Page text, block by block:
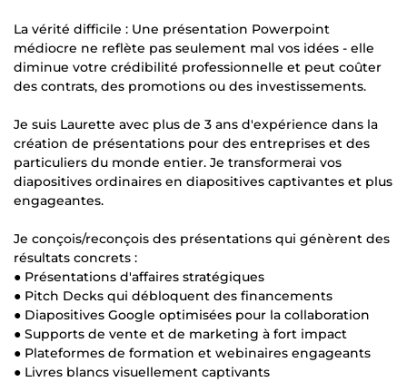
La vérité difficile : Une présentation Powerpoint
médiocre ne reflète pas seulement mal vos idées - elle
diminue votre crédibilité professionnelle et peut coûter
des contrats, des promotions ou des investissements.
Je suis Laurette avec plus de 3 ans d'expérience dans la
création de présentations pour des entreprises et des
particuliers du monde entier. Je transformerai vos
diapositives ordinaires en diapositives captivantes et plus
engageantes.
Je conçois/reconçois des présentations qui génèrent des
résultats concrets :
● Présentations d'affaires stratégiques
● Pitch Decks qui débloquent des financements
● Diapositives Google optimisées pour la collaboration
● Supports de vente et de marketing à fort impact
● Plateformes de formation et webinaires engageants
● Livres blancs visuellement captivants